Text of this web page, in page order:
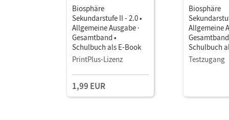
Biosphäre
Sekundarstufe II - 2.0 •
Allgemeine Ausgabe ·
Gesamtband •
Schulbuch als E-Book
PrintPlus-Lizenz
1,99 EUR
Biosphäre
Allgemeine
Gesamtband
Schulbuch
Testzugang